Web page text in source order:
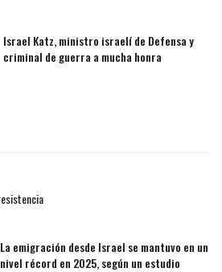
Israel Katz, ministro israelí de Defensa y
criminal de guerra a mucha honra
La emigración desde Israel se mantuvo en un
nivel récord en 2025, según un estudio